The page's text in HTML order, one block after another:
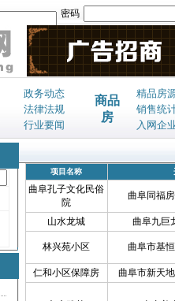
密码
政务动态
法律法规
行业要闻
商品
房
精品房
销售统
入网企
项目名称
曲阜孔子文化民俗
院
曲阜同福
山水龙城 曲阜九巨
林兴苑小区 曲阜市基
仁和小区保障房 曲阜市新天